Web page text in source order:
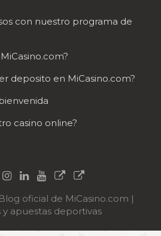
con nuestro programa de
deposito en MiCasino.com?
casino online?
oficial de MiCasino.com |
y apuestas deportivas